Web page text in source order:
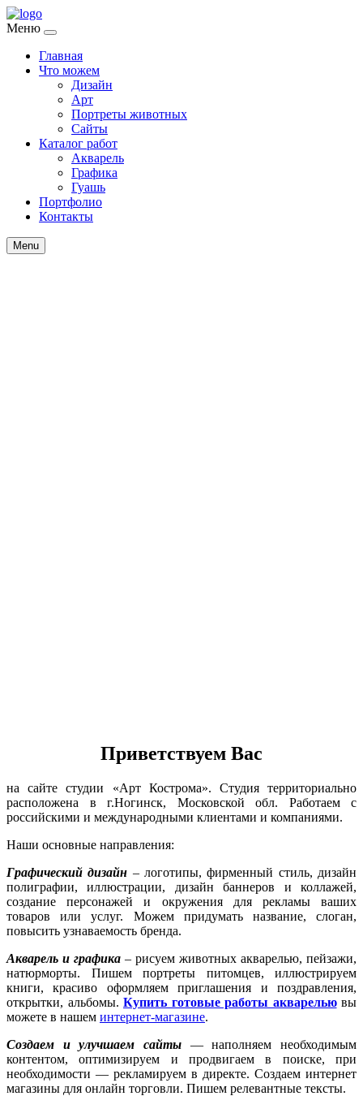
Меню
Главная
Что можем
Дизайн
Арт
Портреты животных
Сайты
Каталог работ
Акварель
Графика
Гуашь
Портфолио
Контакты
Menu
Приветствуем Вас
на сайте студии «Арт Кострома». Студия территориально
расположена в г.Ногинск, Московской обл. Работаем с
российскими и международными клиентами и компаниями.
Наши основные направления:
Графический дизайн – логотипы, фирменный стиль, дизайн
полиграфии, иллюстрации, дизайн баннеров и коллажей,
создание персонажей и окружения для рекламы ваших
товаров или услуг. Можем придумать название, слоган,
повысить узнаваемость бренда.
Акварель и графика – рисуем животных акварелью, пейзажи,
натюрморты. Пишем портреты питомцев, иллюстрируем
книги, красиво оформляем приглашения и поздравления,
открытки, альбомы. Купить готовые работы акварельювы
можете в нашем интернет-магазине.
Создаем и улучшаем сайты — наполняем необходимым
контентом, оптимизируем и продвигаем в поиске, при
необходимости — рекламируем в директе. Создаем интернет
магазины для онлайн торговли. Пишем релевантные тексты.